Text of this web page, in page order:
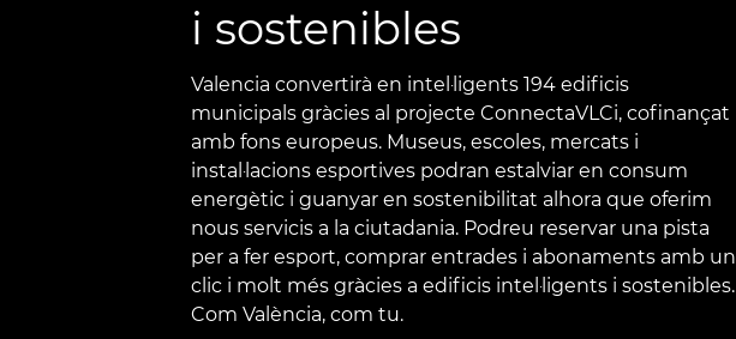
i sostenibles
Valencia convertirà en intel·ligents 194 edificis
municipals gràcies al projecte ConnectaVLCi, cofinançat
amb fons europeus. Museus, escoles, mercats i
instal·lacions esportives podran estalviar en consum
energètic i guanyar en sostenibilitat alhora que oferim
nous servicis a la ciutadania. Podreu reservar una pista
per a fer esport, comprar entrades i abonaments amb un
clic i molt més gràcies a edificis intel·ligents i sostenibles.
Com València, com tu.